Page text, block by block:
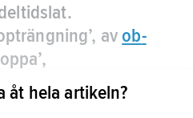
avob-
, detsamma som
åt hela artikeln?